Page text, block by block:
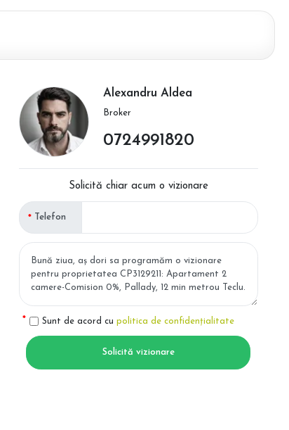
Alexandru Aldea
Broker
0724991820
Solicită chiar acum o vizionare
Telefon
Sunt de acord cu politica de confidențialitate
Solicită vizionare